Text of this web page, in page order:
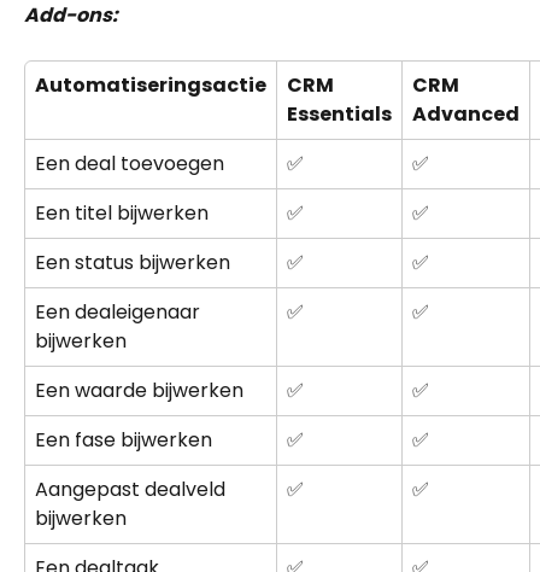
Add-ons:
Automatiseringsactie
CRM
Essentials
CRM
Advanced
Een deal toevoegen
✅
✅
Een titel bijwerken
✅
✅
Een status bijwerken
✅
✅
Een dealeigenaar
bijwerken
✅ ✅
Een waarde bijwerken ✅
✅
Een fase bijwerken
✅
✅
Aangepast dealveld
bijwerken
✅ ✅